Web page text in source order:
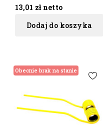
13,01 zł netto
Dodaj do koszyka
Obecnie brak na stanie